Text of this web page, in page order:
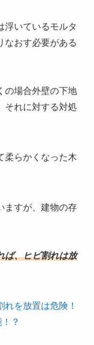
浮いているモルタ
なおす必要がある
の場合外壁の下地
それに対する対処
柔らかくなった木
ますが、建物の存
ば、ヒビ割れは放
れを放置は危険！
？